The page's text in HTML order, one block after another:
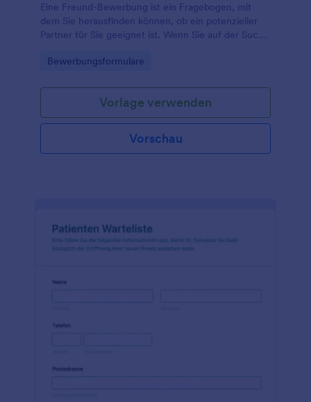
Eine Freund-Bewerbung ist ein Fragebogen, mit
dem Sie herausfinden können, ob ein potenzieller
Partner für Sie geeignet ist. Wenn Sie auf der Suche
kostenlosen Vorlage für eine Freund-Bewerbung
Fragen Sie sie, wie ein perfektes Date aussieht, was
sie gerne tun, was sie von einem Partner erwarten
und vieles mehr. Passen Sie das Formular einfach an
Ihren Zweck an, betten Sie es in Ihre Website ein
oder teilen Sie es mit einem Link oder einem QR-
Go to Category:
Bewerbungsformulare
Vorlage verwenden
Vorschau